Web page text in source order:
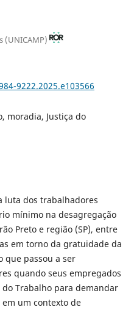
(UNICAMP)
9222.2025.e103566
moradia, Justiça do
luta dos trabalhadores
mínimo na desagregação
Preto e região (SP), entre
em torno da gratuidade da
que passou a ser
quando seus empregados
do Trabalho para demandar
um contexto de